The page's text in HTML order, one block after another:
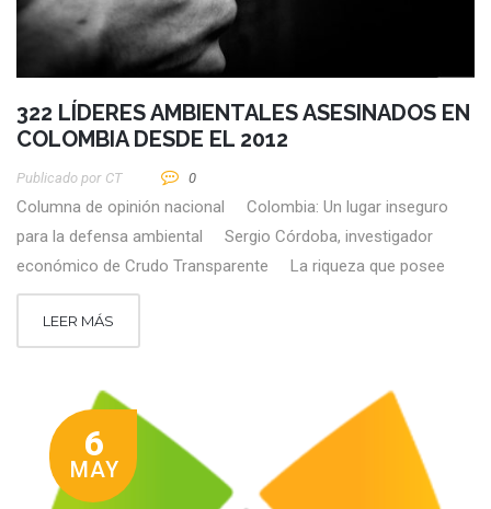
322 LÍDERES AMBIENTALES ASESINADOS EN
COLOMBIA DESDE EL 2012
Publicado por CT 0
Columna de opinión nacional Colombia: Un lugar inseguro
para la defensa ambiental Sergio Córdoba, investigador
económico de Crudo Transparente La riqueza que posee
LEER MÁS
6
MAY